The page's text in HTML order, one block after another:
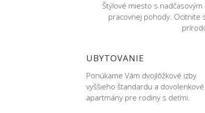
Štýlové miesto s
pracovnej pohody. Ocitnite
UBYTOVANIE
Ponúkame Vám dvojlôžkové izby
vyššieho štandardu a dovolenkové
apartmány pre rodiny s deťmi.